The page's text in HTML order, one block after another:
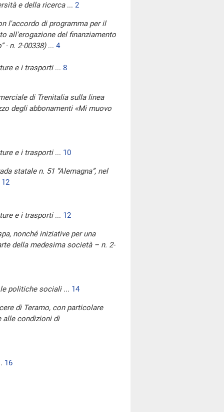
e della ricerca... 2
l'accordo di programma per il
all'erogazione del finanziamento
- n. 2-00338)... 4
e i trasporti... 8
di Trenitalia sulla linea
degli abbonamenti «Mi muovo
e i trasporti... 10
statale n. 51 “Alemagna”, nel
12
e i trasporti... 12
nonché iniziative per una
della medesima società – n. 2-
politiche sociali... 14
di Teramo, con particolare
alle condizioni di
16